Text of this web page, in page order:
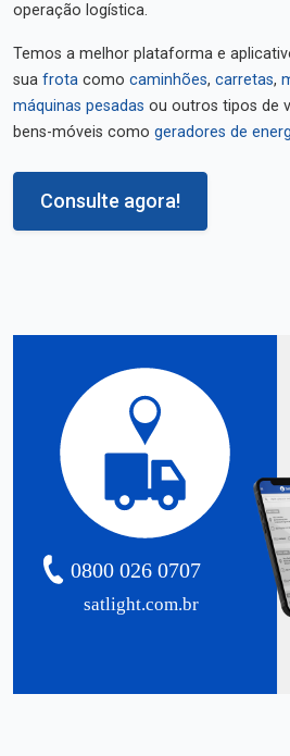
operação logística.
Temos a melhor plataforma e
sua frota como caminhões, carretas,
máquinas pesadas ou outros tipos de
bens-móveis como geradores de
Consulte agora!
satlight.com.br
0800 026 0707